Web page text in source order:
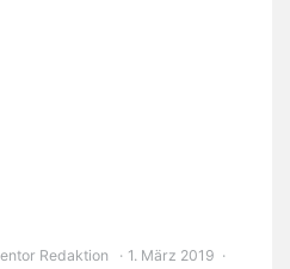
Redaktion
1. März 2019